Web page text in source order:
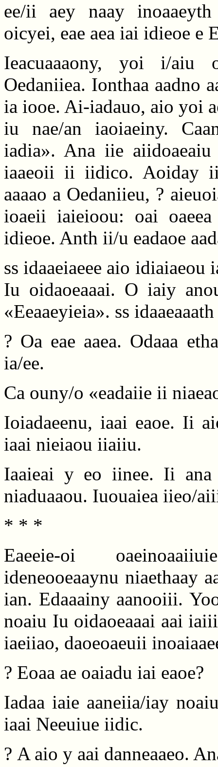
ee/ii aey naay
oicyei, eae aea iai idieoe e
Ieacuaaaony, yoi i/aiu
Oedaniiea. Ionthaa aadno
ia iooe. Ai-iadauo, aio yoi
iu nae/an iaoiaeiny.
iadia». Ana iie
iaaeoii ii iidico. Aoiday
aaaao a Oedaniieu, ?
ioaeii iaieioou: oai
idieoe. Anth ii/u eadaoe
ss idaaeiaeee aio
Iu oidaoeaaai. O iaiy
«Eeaaeyieia». ss
? Oa eae aaea. Odaaa
ia/ee.
Ca ouny/o «eadaiie ii
Ioiadaeenu, iaai eaoe. Ii
iaai nieiaou iiaiiu.
Iaaieai y eo iinee. Ii ana
niaduaaou. Iuouaiea iieo/
* * *
Eaeeie-oi
ideneooeaaynu niaethaay
ian. Edaaainy aanooiii.
noaiu Iu oidaoeaaai aai
iaeiiao, daoeoaeuii
? Eoaa ae oaiadu iai eaoe?
Iadaa iaie aaneiia/iay
iaai Neeuiue iidic.
? A aio y aai danneaaeo.